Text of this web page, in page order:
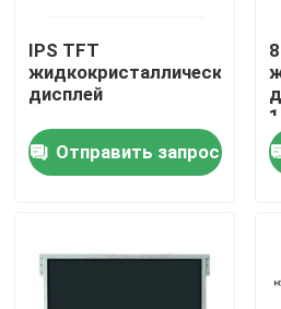
Продукты
Видеозаписи
IPS TFT
жидкокристаллический
дисплей
Отправить запрос